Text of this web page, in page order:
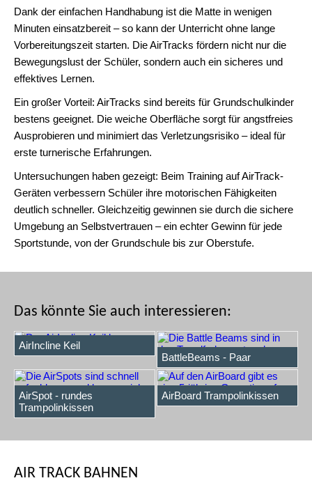
Dank der einfachen Handhabung ist die Matte in wenigen
Minuten einsatzbereit – so kann der Unterricht ohne lange
Vorbereitungszeit starten. Die AirTracks fördern nicht nur die
Bewegungslust der Schüler, sondern auch ein sicheres und
effektives Lernen.
Ein großer Vorteil: AirTracks sind bereits für Grundschulkinder
bestens geeignet. Die weiche Oberfläche sorgt für angstfreies
Ausprobieren und minimiert das Verletzungsrisiko – ideal für
erste turnerische Erfahrungen.
Untersuchungen haben gezeigt: Beim Training auf AirTrack-
Geräten verbessern Schüler ihre motorischen Fähigkeiten
deutlich schneller. Gleichzeitig gewinnen sie durch die sichere
Umgebung an Selbstvertrauen – ein echter Gewinn für jede
Sportstunde, von der Grundschule bis zur Oberstufe.
Das könnte Sie auch interessieren:
AirIncline Keil
BattleBeams - Paar
AirSpot - rundes
Trampolinkissen
AirBoard Trampolinkissen
AIR TRACK BAHNEN